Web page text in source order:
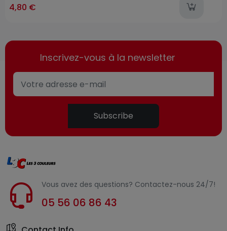
4,80 €
Inscrivez-vous à la newsletter
Subscribe
Vous avez des questions? Contactez-nous 24/7!
05 56 06 86 43